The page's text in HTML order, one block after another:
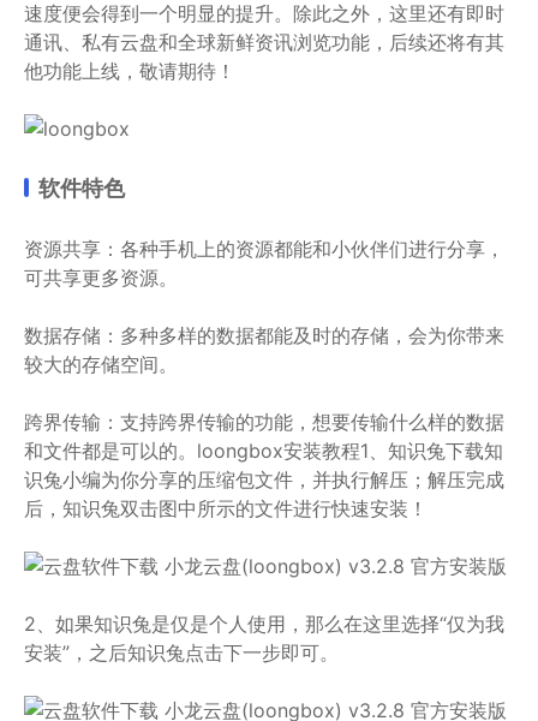
速度便会得到一个明显的提升。除此之外，这里还有即时
通讯、私有云盘和全球新鲜资讯浏览功能，后续还将有其
他功能上线，敬请期待！
软件特色
资源共享：各种手机上的资源都能和小伙伴们进行分享，
可共享更多资源。
数据存储：多种多样的数据都能及时的存储，会为你带来
较大的存储空间。
跨界传输：支持跨界传输的功能，想要传输什么样的数据
和文件都是可以的。loongbox安装教程1、知识兔下载知
识兔小编为你分享的压缩包文件，并执行解压；解压完成
后，知识兔双击图中所示的文件进行快速安装！
2、如果知识兔是仅是个人使用，那么在这里选择“仅为我
安装”，之后知识兔点击下一步即可。